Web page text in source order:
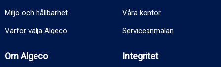
Miljö och hållbarhet
Varför välja Algeco
Våra kontor
Serviceanmälan
Om Algeco Integritet